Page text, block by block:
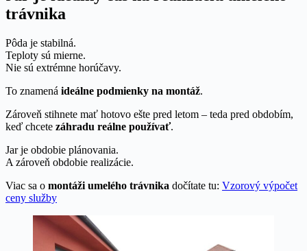
trávnika
Pôda je stabilná.
Teploty sú mierne.
Nie sú extrémne horúčavy.
To znamená ideálne podmienky na montáž.
Zároveň stihnete mať hotovo ešte pred letom – teda pred obdobím,
keď chcete záhradu reálne používať.
Jar je obdobie plánovania.
A zároveň obdobie realizácie.
Viac sa o montáži umelého trávnika dočítate tu: Vzorový výpočet
ceny služby